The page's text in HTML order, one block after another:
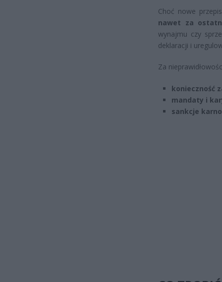
Choć nowe
nawet za
wynajmu czy
deklaracji i
Za
konieczność
mandaty i
sankcje